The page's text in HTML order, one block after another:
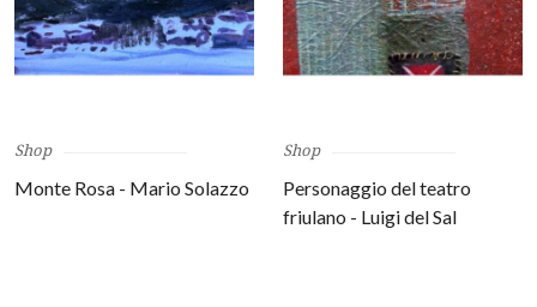
Shop
Monte Rosa - Mario Solazzo
Shop
Personaggio del teatro
friulano - Luigi del Sal